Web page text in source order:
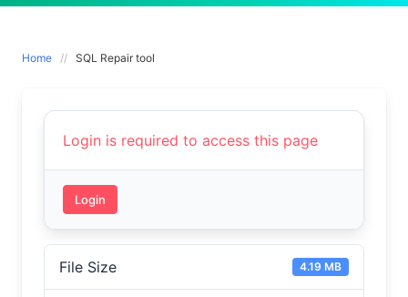
Home SQL Repair tool
Login is required to access this page
Login
File Size 4.19 MB